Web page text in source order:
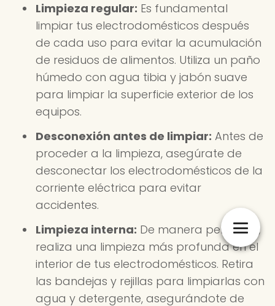
Limpieza regular: Es fundamental
limpiar tus electrodomésticos después
de cada uso para evitar la acumulación
de residuos de alimentos. Utiliza un paño
húmedo con agua tibia y jabón suave
para limpiar la superficie exterior de los
equipos.
Desconexión antes de limpiar: Antes de
proceder a la limpieza, asegúrate de
desconectar los electrodomésticos de la
corriente eléctrica para evitar
accidentes.
Limpieza interna: De manera periódica,
realiza una limpieza más profunda en el
interior de tus electrodomésticos. Retira
las bandejas y rejillas para limpiarlas con
agua y detergente, asegurándote de